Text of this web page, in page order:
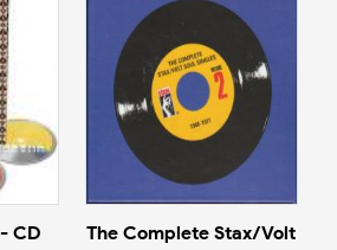
CD
The Complete Stax/Volt